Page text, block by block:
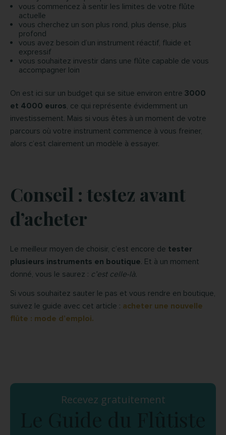
vous commencez à sentir les limites de votre flûte
actuelle
vous cherchez un son plus rond, plus dense, plus
profond
vous avez besoin d’un instrument réactif, fluide et
expressif
vous souhaitez investir dans une flûte capable de vous
accompagner loin
On est ici sur un budget qui se situe environ entre 3000
et 4000 euros, ce qui représente évidemment un
investissement. Mais si vous êtes à un moment de votre
parcours où votre instrument commence à vous freiner,
alors c’est clairement un modèle à essayer.
Conseil : testez avant
d’acheter
Le meilleur moyen de choisir, c’est encore de tester
plusieurs instruments en boutique. Et à un moment
donné, vous le saurez : c’est celle-là.
Si vous souhaitez sauter le pas et vous rendre en boutique,
suivez le guide avec cet article : acheter une nouvelle
flûte : mode d’emploi.
Recevez gratuitement